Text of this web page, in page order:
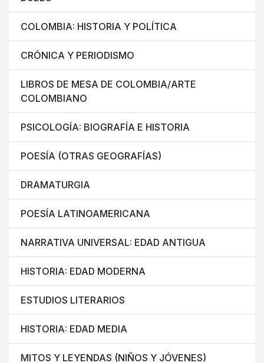
COLOMBIA: HISTORIA Y POLÍTICA
CRÓNICA Y PERIODISMO
LIBROS DE MESA DE COLOMBIA/ARTE
COLOMBIANO
PSICOLOGÍA: BIOGRAFÍA E HISTORIA
POESÍA (OTRAS GEOGRAFÍAS)
DRAMATURGIA
POESÍA LATINOAMERICANA
NARRATIVA UNIVERSAL: EDAD ANTIGUA
HISTORIA: EDAD MODERNA
ESTUDIOS LITERARIOS
HISTORIA: EDAD MEDIA
MITOS Y LEYENDAS (NIÑOS Y JÓVENES)